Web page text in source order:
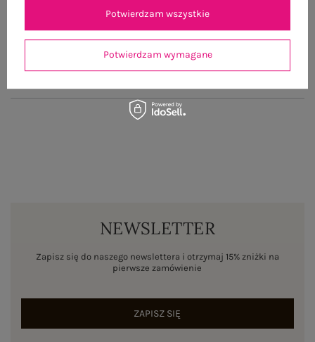
(6)
NEWSLETTER
Zapisz się do naszego newslettera i otrzymaj 15% zniżki na
pierwsze zamówienie
ZAPISZ SIĘ
Potwierdzam wymagane
Potwierdzam wszystkie